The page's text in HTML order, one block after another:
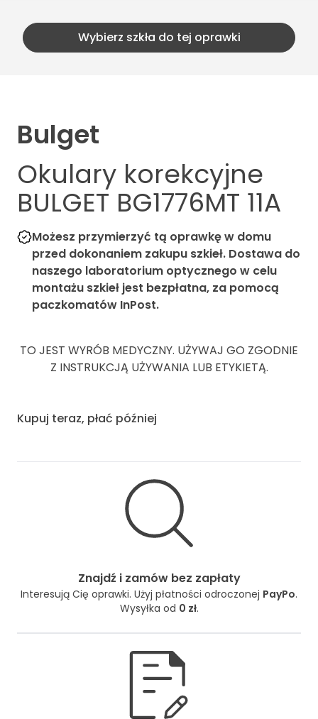
Wybierz szkła do tej oprawki
Bulget
Okulary korekcyjne
BULGET BG1776MT 11A
Możesz przymierzyć tą oprawkę w domu
przed dokonaniem zakupu szkieł. Dostawa do
naszego laboratorium optycznego w celu
montażu szkieł jest bezpłatna, za pomocą
paczkomatów InPost.
TO JEST WYRÓB MEDYCZNY. UŻYWAJ GO ZGODNIE
Z INSTRUKCJĄ UŻYWANIA LUB ETYKIETĄ.
Kupuj teraz, płać później
Znajdź i zamów bez zapłaty
Interesują Cię oprawki. Użyj płatności odroczonej PayPo.
Wysyłka od 0 zł.